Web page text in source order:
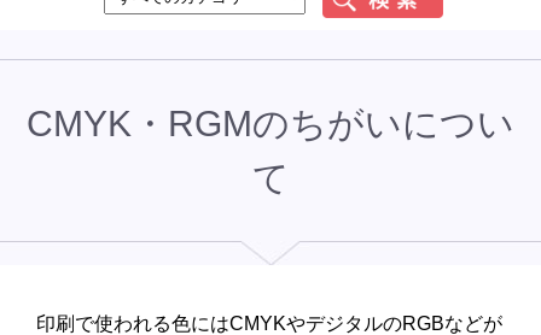
CMYK・RGMのちがいについ
て
印刷で使われる色にはCMYKやデジタルのRGBなどが